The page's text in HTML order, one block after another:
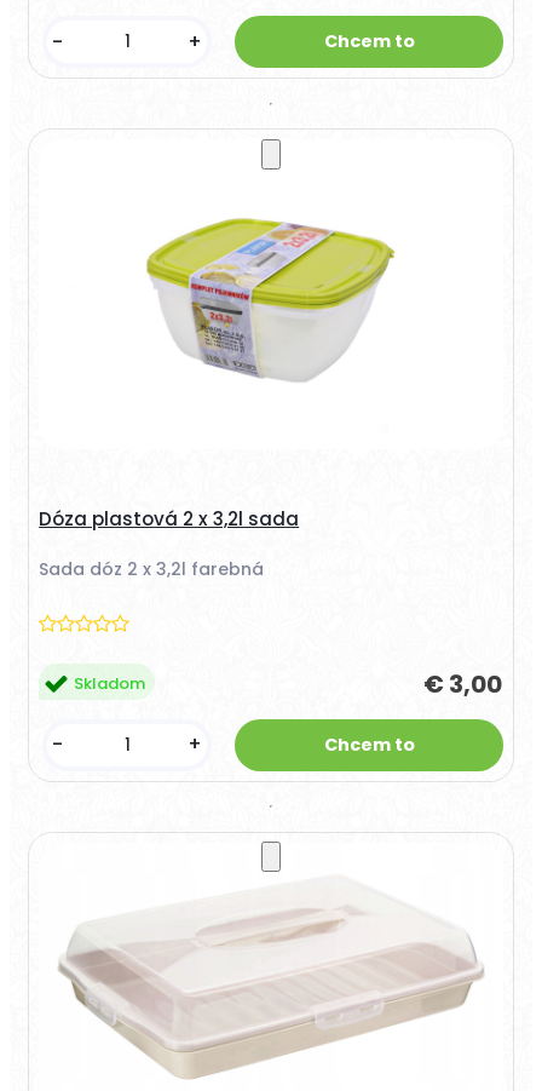
- +
Dóza plastová 2 x 3,2l sada
Sada dóz 2 x 3,2l farebná
€ 3,00
Skladom
- +